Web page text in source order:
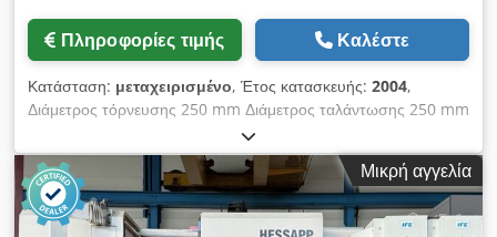
Πληροφορίες τιμής Καλέστε
Κατάσταση: μεταχειρισμένο, Έτος κατασκευής: 2004,
Διάμετρος τόρνευσης 250 mm Διάμετρος ταλάντωσης 250 mm
Ύψος τόρνευσης 250 mm Έλεγχος Siemens Sinumerik 840 D
Συνολική ισχύς 60 kW Βάρος μηχανήματος περ. 9 t Κάθετος
τόρνος HESSAPP DVH 250 Έτος κατασκευής 2004 Έλεγχος
Siemens Sinumerik 840 D Διαδρομές μετακίνησης: Διάμετρος
τόρνευσης 250 mm Διάμετρος ταλάντωσης 250 mm Ύψος
Μικρή αγγελία